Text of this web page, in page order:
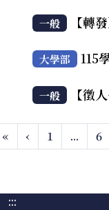
一般 【轉發】國營
大學部 115學
一般 【徵人公告
« ‹ 1 ... 6
:::